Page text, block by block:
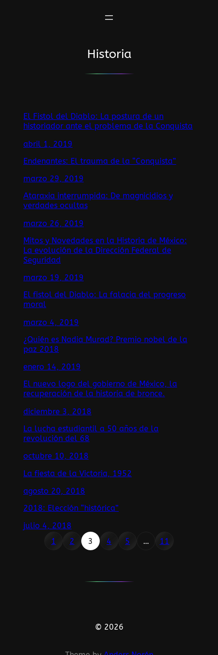
Historia
El Fistol del Diablo: La postura de un
historiador ante el problema de la Conquista
abril 1, 2019
Endenantes: El trauma de la “Conquista”
marzo 29, 2019
Ataraxia interrumpida: De magnicidios y
verdades ocultas
marzo 26, 2019
Mitos y Novedades en la Historia de México:
La evolución de la Dirección Federal de
Seguridad
marzo 19, 2019
El fistol del Diablo: La falacia del progreso
moral
marzo 4, 2019
¿Quién es Nadia Murad? Premio nobel de la
paz 2018
enero 14, 2019
El nuevo logo del gobierno de México, la
recuperación de la historia de bronce.
diciembre 3, 2018
La lucha estudiantil a 50 años de la
revolución del 68
octubre 10, 2018
La fiesta de la Victoria, 1952
agosto 20, 2018
2018: Elección “histórica”
julio 4, 2018
1
2 3 4 5 … 11
© 2026